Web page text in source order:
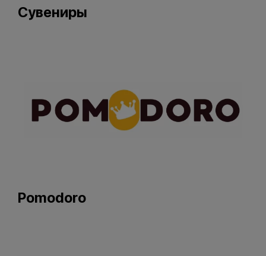
Сувениры
Pomodoro